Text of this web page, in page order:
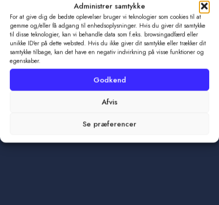
Administrer samtykke
For at give dig de bedste oplevelser bruger vi teknologier som cookies til at
gemme og/eller få adgang til enhedsoplysninger. Hvis du giver dit samtykke
til disse teknologier, kan vi behandle data som f.eks. browsingadfærd eller
unikke ID'er på dette websted. Hvis du ikke giver dit samtykke eller trækker dit
samtykke tilbage, kan det have en negativ indvirkning på visse funktioner og
egenskaber.
Godkend
Afvis
Se præferencer